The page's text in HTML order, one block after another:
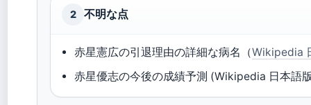
2 不明な点
赤星憲広の引退理由の詳細な病名（Wikipedia
赤星優志の今後の成績予測 (Wikipedia 日本語